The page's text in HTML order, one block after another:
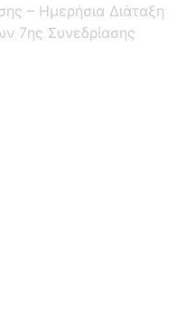
– Ημερήσια Διάταξη
7ης Συνεδρίασης